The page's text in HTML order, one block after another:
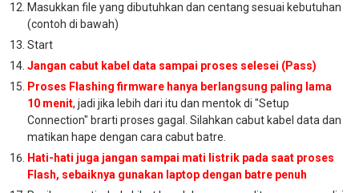
Masukkan file yang dibutuhkan dan centang sesuai kebutuhan
(contoh di bawah)
Start
Jangan cabut kabel data sampai proses selesei (Pass)
Proses Flashing firmware hanya berlangsung paling lama
10 menit, jadi jika lebih dari itu dan mentok di "Setup
Connection" brarti proses gagal. Silahkan cabut kabel data dan
matikan hape dengan cara cabut batre.
Hati-hati juga jangan sampai mati listrik pada saat proses
Flash, sebaiknya gunakan laptop dengan batre penuh